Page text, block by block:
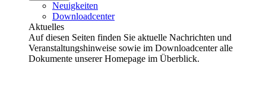
Neuigkeiten
Downloadcenter
Aktuelles
Auf diesen Seiten finden Sie aktuelle Nachrichten und
Veranstaltungshinweise sowie im Downloadcenter alle
Dokumente unserer Homepage im Überblick.